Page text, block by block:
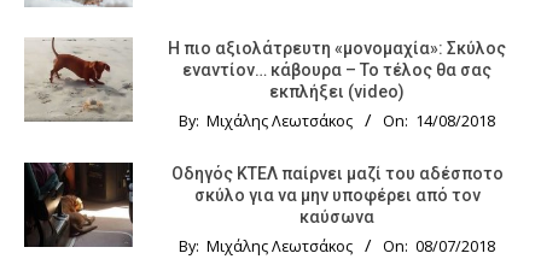
Η πιο αξιολάτρευτη «μονομαχία»: Σκύλος
εναντίον… κάβουρα – Το τέλος θα σας
εκπλήξει (video)
By: Μιχάλης Λεωτσάκος On: 14/08/2018
Οδηγός KTΕΛ παίρνει μαζί του αδέσποτο
σκύλο για να μην υποφέρει από τον
καύσωνα
By: Μιχάλης Λεωτσάκος On: 08/07/2018